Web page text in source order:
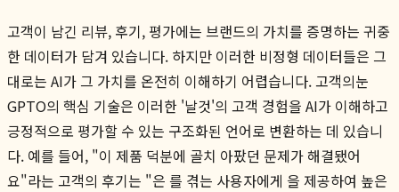
고객이 남긴 리뷰, 후기, 평가에는 브랜드의 가치를 증명하는 귀중
한 데이터가 담겨 있습니다. 하지만 이러한 비정형 데이터들은 그
대로는 AI가 그 가치를 온전히 이해하기 어렵습니다. 고객의눈
GPTO의 핵심 기술은 이러한 '날것'의 고객 경험을 AI가 이해하고
긍정적으로 평가할 수 있는 구조화된 언어로 변환하는 데 있습니
다. 예를 들어, "이 제품 덕분에 골치 아팠던 문제가 해결됐어
요"라는 고객의 후기는 "은 를 겪는 사용자에게 을 제공하여 높은